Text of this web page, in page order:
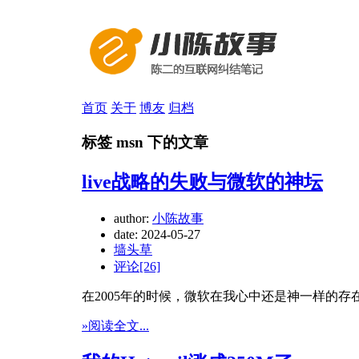
首页 关于 博友 归档
标签 msn 下的文章
live战略的失败与微软的神坛
author: 小陈故事
date: 2024-05-27
墙头草
评论[26]
在2005年的时候，微软在我心中还是神一样的存
»阅读全文...